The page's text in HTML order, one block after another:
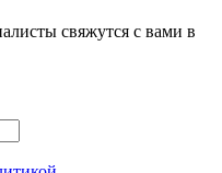
свяжутся с вами в